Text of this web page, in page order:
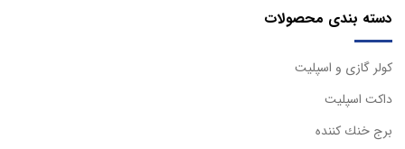
دسته بندی محصولات
كولر گازی و اسپليت
داكت اسپليت
برج خنك كننده